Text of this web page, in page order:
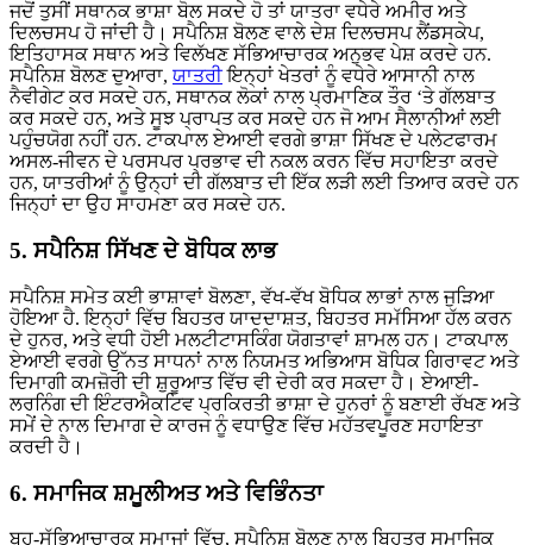
ਜਦੋਂ ਤੁਸੀਂ ਸਥਾਨਕ ਭਾਸ਼ਾ ਬੋਲ ਸਕਦੇ ਹੋ ਤਾਂ ਯਾਤਰਾ ਵਧੇਰੇ ਅਮੀਰ ਅਤੇ
ਦਿਲਚਸਪ ਹੋ ਜਾਂਦੀ ਹੈ। ਸਪੈਨਿਸ਼ ਬੋਲਣ ਵਾਲੇ ਦੇਸ਼ ਦਿਲਚਸਪ ਲੈਂਡਸਕੇਪ,
ਇਤਿਹਾਸਕ ਸਥਾਨ ਅਤੇ ਵਿਲੱਖਣ ਸੱਭਿਆਚਾਰਕ ਅਨੁਭਵ ਪੇਸ਼ ਕਰਦੇ ਹਨ.
ਸਪੈਨਿਸ਼ ਬੋਲਣ ਦੁਆਰਾ, ਯਾਤਰੀਇਨ੍ਹਾਂ ਖੇਤਰਾਂ ਨੂੰ ਵਧੇਰੇ ਆਸਾਨੀ ਨਾਲ
ਨੈਵੀਗੇਟ ਕਰ ਸਕਦੇ ਹਨ, ਸਥਾਨਕ ਲੋਕਾਂ ਨਾਲ ਪ੍ਰਮਾਣਿਕ ਤੌਰ ‘ਤੇ ਗੱਲਬਾਤ
ਕਰ ਸਕਦੇ ਹਨ, ਅਤੇ ਸੂਝ ਪ੍ਰਾਪਤ ਕਰ ਸਕਦੇ ਹਨ ਜੋ ਆਮ ਸੈਲਾਨੀਆਂ ਲਈ
ਪਹੁੰਚਯੋਗ ਨਹੀਂ ਹਨ. ਟਾਕਪਾਲ ਏਆਈ ਵਰਗੇ ਭਾਸ਼ਾ ਸਿੱਖਣ ਦੇ ਪਲੇਟਫਾਰਮ
ਅਸਲ-ਜੀਵਨ ਦੇ ਪਰਸਪਰ ਪ੍ਰਭਾਵ ਦੀ ਨਕਲ ਕਰਨ ਵਿੱਚ ਸਹਾਇਤਾ ਕਰਦੇ
ਹਨ, ਯਾਤਰੀਆਂ ਨੂੰ ਉਨ੍ਹਾਂ ਦੀ ਗੱਲਬਾਤ ਦੀ ਇੱਕ ਲੜੀ ਲਈ ਤਿਆਰ ਕਰਦੇ ਹਨ
ਜਿਨ੍ਹਾਂ ਦਾ ਉਹ ਸਾਹਮਣਾ ਕਰ ਸਕਦੇ ਹਨ.
5. ਸਪੈਨਿਸ਼ ਸਿੱਖਣ ਦੇ ਬੋਧਿਕ ਲਾਭ
ਸਪੈਨਿਸ਼ ਸਮੇਤ ਕਈ ਭਾਸ਼ਾਵਾਂ ਬੋਲਣਾ, ਵੱਖ-ਵੱਖ ਬੋਧਿਕ ਲਾਭਾਂ ਨਾਲ ਜੁੜਿਆ
ਹੋਇਆ ਹੈ. ਇਨ੍ਹਾਂ ਵਿੱਚ ਬਿਹਤਰ ਯਾਦਦਾਸ਼ਤ, ਬਿਹਤਰ ਸਮੱਸਿਆ ਹੱਲ ਕਰਨ
ਦੇ ਹੁਨਰ, ਅਤੇ ਵਧੀ ਹੋਈ ਮਲਟੀਟਾਸਕਿੰਗ ਯੋਗਤਾਵਾਂ ਸ਼ਾਮਲ ਹਨ। ਟਾਕਪਾਲ
ਏਆਈ ਵਰਗੇ ਉੱਨਤ ਸਾਧਨਾਂ ਨਾਲ ਨਿਯਮਤ ਅਭਿਆਸ ਬੋਧਿਕ ਗਿਰਾਵਟ ਅਤੇ
ਦਿਮਾਗੀ ਕਮਜ਼ੋਰੀ ਦੀ ਸ਼ੁਰੂਆਤ ਵਿੱਚ ਵੀ ਦੇਰੀ ਕਰ ਸਕਦਾ ਹੈ। ਏਆਈ-
ਲਰਨਿੰਗ ਦੀ ਇੰਟਰਐਕਟਿਵ ਪ੍ਰਕਿਰਤੀ ਭਾਸ਼ਾ ਦੇ ਹੁਨਰਾਂ ਨੂੰ ਬਣਾਈ ਰੱਖਣ ਅਤੇ
ਸਮੇਂ ਦੇ ਨਾਲ ਦਿਮਾਗ ਦੇ ਕਾਰਜ ਨੂੰ ਵਧਾਉਣ ਵਿੱਚ ਮਹੱਤਵਪੂਰਣ ਸਹਾਇਤਾ
ਕਰਦੀ ਹੈ।
6. ਸਮਾਜਿਕ ਸ਼ਮੂਲੀਅਤ ਅਤੇ ਵਿਭਿੰਨਤਾ
ਬਹੁ-ਸੱਭਿਆਚਾਰਕ ਸਮਾਜਾਂ ਵਿੱਚ, ਸਪੈਨਿਸ਼ ਬੋਲਣ ਨਾਲ ਬਿਹਤਰ ਸਮਾਜਿਕ